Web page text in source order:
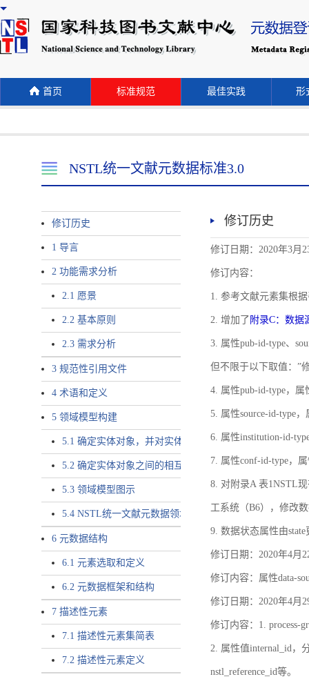
首页 标准规范 最佳实践 形
NSTL统一文献元数据标准3.0
修订历史
1 导言
2 功能需求分析
2.1 愿景
2.2 基本原则
2.3 需求分析
3 规范性引用文件
4 术语和定义
5 领域模型构建
5.1 确定实体对象，并对实体对象命名
5.2 确定实体对象之间的相互关系，定义实体对象之间的
5.3 领域模型图示
5.4 NSTL统一文献元数据领域模型的验证
6 元数据结构
6.1 元素选取和定义
6.2 元数据框架和结构
7 描述性元素
7.1 描述性元素集简表
7.2 描述性元素定义
修订历史
修订日期：2020年3月
修订内容：
1. 参考文献元素集根
2. 增加了 附录C：数据
3. 属性pub-id-type、
但不限于以下取值：”
4. 属性pub-id-type，属
5. 属性source-id-type
6. 属性institution-id-
7. 属性conf-id-type，
8. 对附录A 表1NSTL
工系统（B6），修改
9. 数据状态属性由state
修订日期：2020年4月
修订内容：属性data-
修订日期：2020年4月
修订内容：1. process-
2. 属性值internal_id，
nstl_reference_id等。